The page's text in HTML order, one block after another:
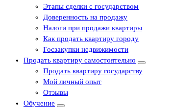
Этапы сделки с государством
Доверенность на продажу
Налоги при продажи квартиры
Как продать квартиру городу
Госзакупки недвижимости
Продать квартиру самостоятельно
Продать квартиру государству
Мой личный опыт
Отзывы
Обучение